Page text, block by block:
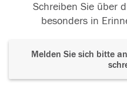
Schreiben Sie über
besonders in
Melden Sie sich bitte